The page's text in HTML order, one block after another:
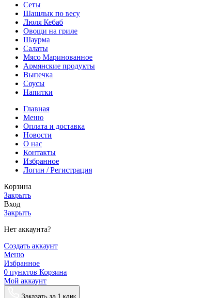
Сеты
Шашлык по весу
Люля Кебаб
Овощи на гриле
Шаурма
Салаты
Мясо Маринованное
Армянские продукты
Выпечка
Соусы
Напитки
Главная
Меню
Оплата и доставка
Новости
О нас
Контакты
Избранное
Логин / Регистрация
Корзина
Закрыть
Вход
Закрыть
Нет аккаунта?
Создать аккаунт
Меню
Избранное
0 пунктов Корзина
Мой аккаунт
Заказать за 1 клик